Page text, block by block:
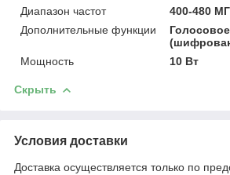
Диапазон частот
400-480
Дополнительные функции
Мощность
10 Вт
Скрыть
Условия доставки
Доставка осуществляется только по